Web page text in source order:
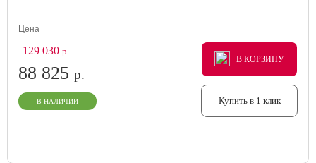
Цена
129 030р.
88 825 р.
В НАЛИЧИИ
В КОРЗИНУ
В КОРЗИНУ
В КОРЗИНУ
Купить в 1 клик